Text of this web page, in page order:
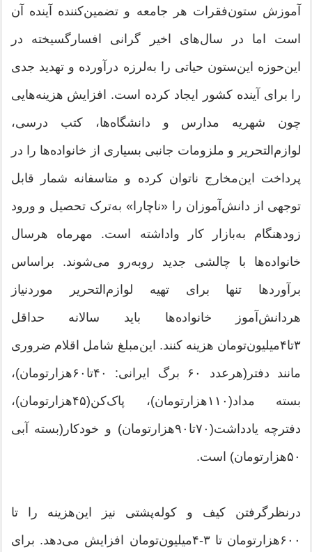
آموزش ستون‌فقرات هر جامعه و تضمین‌کننده آینده آن
است اما در سال‌های اخیر گرانی افسارگسیخته در
این‌حوزه این‌ستون حیاتی را به‌لرزه درآورده و تهدید جدی
را برای آینده کشور ایجاد کرده است. افزایش هزینه‌هایی
چون شهریه مدارس و دانشگاه‌ها، کتب درسی،
لوازم‌التحریر و ملزومات جانبی بسیاری از خانواده‌ها را در
پرداخت این‌مخارج ناتوان کرده و متاسفانه شمار قابل
توجهی از دانش‌آموزان را «ناچارا» به‌ترک تحصیل و ورود
زودهنگام به‌بازار کار واداشته است. مهر‌ماه هرسال
خانواده‌ها با چالشی جدید روبه‌رو می‌شوند. براساس
برآوردها تنها برای تهیه لوازم‌التحریر موردنیاز
هردانش‌آموز خانواده‌ها باید سالانه حداقل
۳تا۴‌میلیون‌تومان هزینه کنند. این‌مبلغ شامل اقلام ضروری
مانند دفتر(هرعدد ۶۰ برگ ایرانی: ۴۰تا۶۰‌هزارتومان)،
بسته مداد(۱۱۰‌هزارتومان)، پاک‌کن(۴۵‌هزارتومان)،
دفترچه یادداشت(۷۰تا۹۰‌هزارتومان) و خودکار(بسته آبی
۵۰‌هزارتومان) است.
درنظرگرفتن کیف و کوله‌پشتی نیز این‌هزینه را تا
۶۰۰‌هزارتومان تا ۳-۴‌میلیون‌تومان افزایش می‌دهد. برای